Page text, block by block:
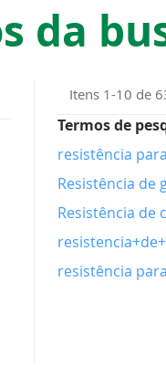
da
Itens 1-10 de
Termos de
resistência
Resistência de
Resistência de
resistência